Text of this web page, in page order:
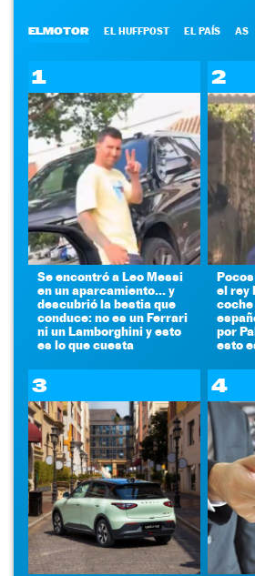
ELMOTOR EL HUFFPOST EL PAÍS AS
1
Se encontró a Leo Messi
en un aparcamiento... y
descubrió la bestia que
conduce: no es un Ferrari
ni un Lamborghini y esto
es lo que cuesta
2
el rey
coche
por
esto
3 4